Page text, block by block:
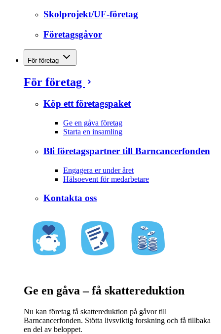
Skolprojekt/UF-företag
Företagsgåvor
För företag
För företag
Köp ett företagspaket
Ge en gåva företag
Starta en insamling
Bli företagspartner till Barncancerfonden
Engagera er under året
Hälsoevent för medarbetare
Kontakta oss
Ge en gåva – få skattereduktion
Nu kan företag få skattereduktion på gåvor till
Barncancerfonden. Stötta livsviktig forskning och få tillbaka
en del av beloppet.